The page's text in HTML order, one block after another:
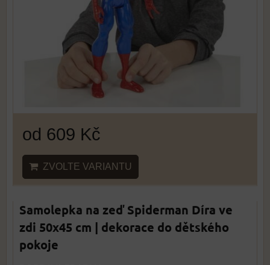
od 609 Kč
ZVOLTE VARIANTU
Samolepka na zeď Spiderman Díra ve
zdi 50x45 cm | dekorace do dětského
pokoje